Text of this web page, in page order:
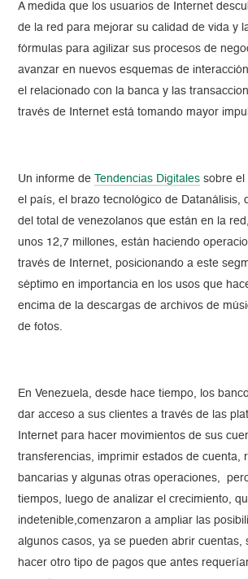
A medida que los usuarios de Internet
de la red para mejorar su calidad de vida y
fórmulas para agilizar sus procesos de
avanzar en nuevos esquemas de
el relacionado con la banca y las
través de Internet está tomando mayor
Un informe de Tendencias Digitales sobre el
el país, el brazo tecnológico de Datanálisis,
del total de venezolanos que están en la
unos 12,7 millones, están haciendo
través de Internet, posicionando a este
séptimo en importancia en los usos que
encima de la descargas de archivos de
de fotos.
En Venezuela, desde hace tiempo, los
dar acceso a sus clientes a través de las
Internet para hacer movimientos de sus
transferencias, imprimir estados de cuenta,
bancarias y algunas otras operaciones,
tiempos, luego de analizar el crecimiento,
indetenible,comenzaron a ampliar las
algunos casos, ya se pueden abrir cuentas,
hacer otro tipo de pagos que antes